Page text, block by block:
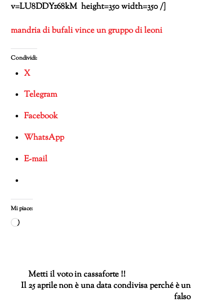
v=LU8DDYz68kM height=350 width=350 /]
mandria di bufali vince un gruppo di leoni
Condividi:
X
Telegram
Facebook
WhatsApp
E-mail
Mi piace:
Caricamento
Metti il voto in cassaforte !!
Il 25 aprile non è una data condivisa perché è un
falso